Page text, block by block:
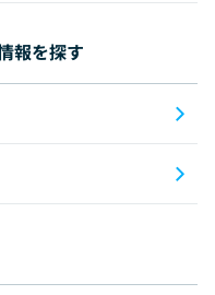
報を探す